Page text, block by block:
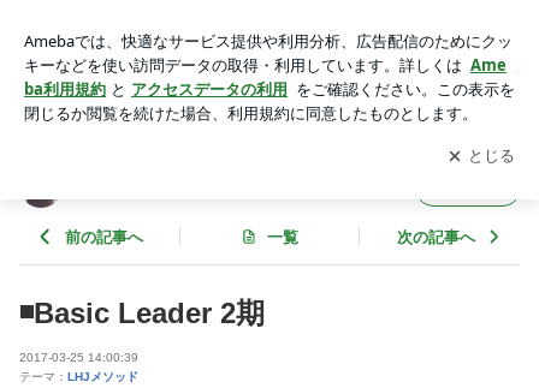
アプリをダウンロードして ブログの更新通知
を受け取りまし
ょう。
開く
前の記事へ 一覧 次の記事へ
◾️Basic Leader 2期
2017-03-25 14:00:39
テーマ： LHJメソッド